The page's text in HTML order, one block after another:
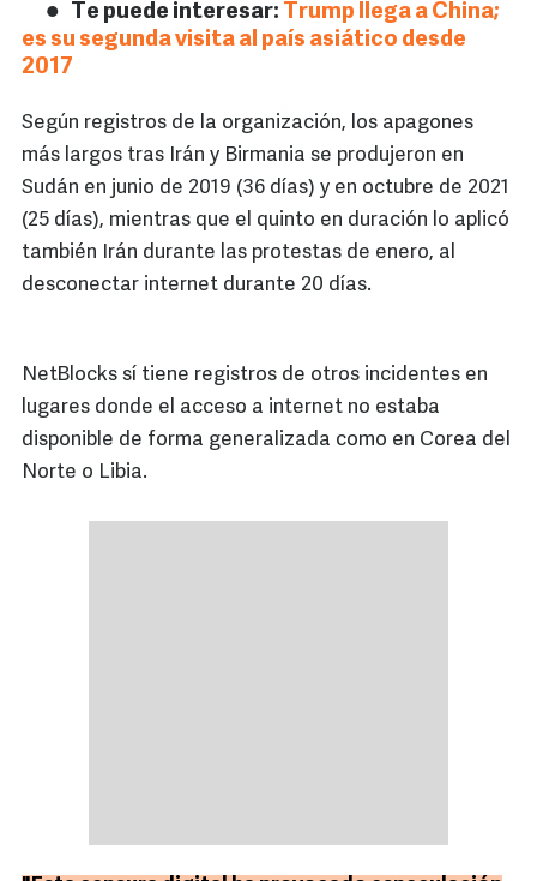
Te puede interesar: Trump llega a China;
es su segunda visita al país asiático desde
2017
Según registros de la organización, los apagones
más largos tras Irán y Birmania se produjeron en
Sudán en junio de 2019 (36 días) y en octubre de 2021
(25 días), mientras que el quinto en duración lo aplicó
también Irán durante las protestas de enero, al
desconectar internet durante 20 días.
NetBlocks sí tiene registros de otros incidentes en
lugares donde el acceso a internet no estaba
disponible de forma generalizada como en Corea del
Norte o Libia.